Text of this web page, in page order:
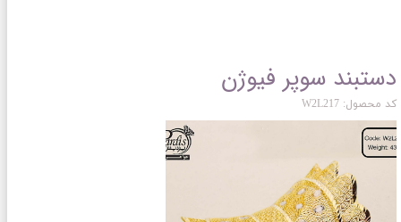
دستبند سوپر فیوژن
کد محصول: W2L217